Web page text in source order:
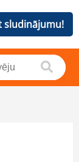
sludinājumu!